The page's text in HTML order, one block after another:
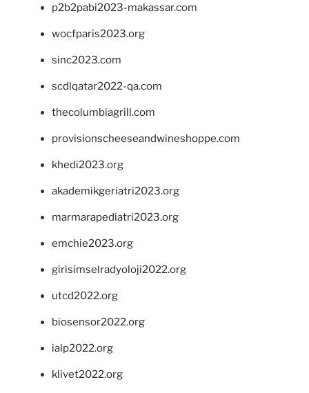
p2b2pabi2023-makassar.com
wocfparis2023.org
sinc2023.com
scdlqatar2022-qa.com
thecolumbiagrill.com
provisionscheeseandwineshoppe.com
khedi2023.org
akademikgeriatri2023.org
marmarapediatri2023.org
emchie2023.org
girisimselradyoloji2022.org
utcd2022.org
biosensor2022.org
ialp2022.org
klivet2022.org